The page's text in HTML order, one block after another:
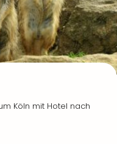
Köln mit Hotel nach